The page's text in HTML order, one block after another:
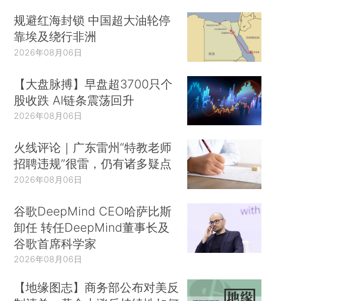
规避红海封锁 中国超大油轮停
靠埃及绕行非洲
2026年08月06日
【大盘脉搏】早盘超3700只个
股收跌 AI链条震荡回升
2026年08月06日
火线评论｜广东雷州“特教老师
招聘违规”很雷，仍有诸多疑点
2026年08月06日
谷歌DeepMind CEO哈萨比斯
卸任 转任DeepMind董事长及
谷歌首席科学家
2026年08月06日
【地缘图志】商务部公布对美反